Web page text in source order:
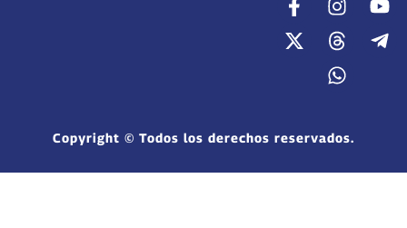
Copyright © Todos los derechos reservados.